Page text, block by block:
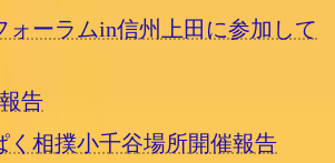
ォーラムin信州上田に参加して
告
く相撲小千谷場所開催報告